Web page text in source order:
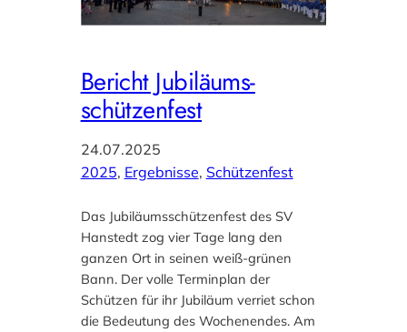
Bericht Jubiläums-
schützenfest
24.07.2025
2025, Ergebnisse, Schützenfest
Das Jubiläumsschützenfest des SV
Hanstedt zog vier Tage lang den
ganzen Ort in seinen weiß-grünen
Bann. Der volle Terminplan der
Schützen für ihr Jubiläum verriet schon
die Bedeutung des Wochenendes. Am